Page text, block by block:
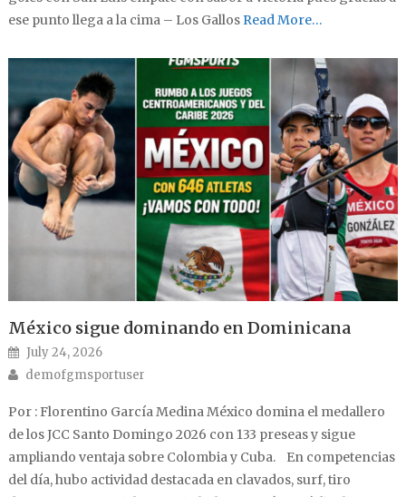
ese punto llega a la cima – Los GallosRead More…
México sigue dominando en Dominicana
Posted on
July 24, 2026
Author
demofgmsportuser
Por : Florentino García Medina México domina el medallero
de los JCC Santo Domingo 2026 con 133 preseas y sigue
ampliando ventaja sobre Colombia y Cuba. En competencias
del día, hubo actividad destacada en clavados, surf, tiro